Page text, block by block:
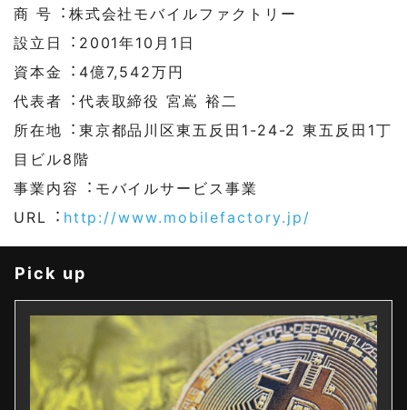
商 号︓株式会社モバイルファクトリー
設⽴⽇︓2001年10⽉1⽇
資本⾦︓4億7,542万円
代表者︓代表取締役 宮嶌 裕⼆
所在地︓東京都品川区東五反⽥1-24-2 東五反⽥1丁
⽬ビル8階
事業内容︓モバイルサービス事業
URL︓ http://www.mobilefactory.jp/
Pick up